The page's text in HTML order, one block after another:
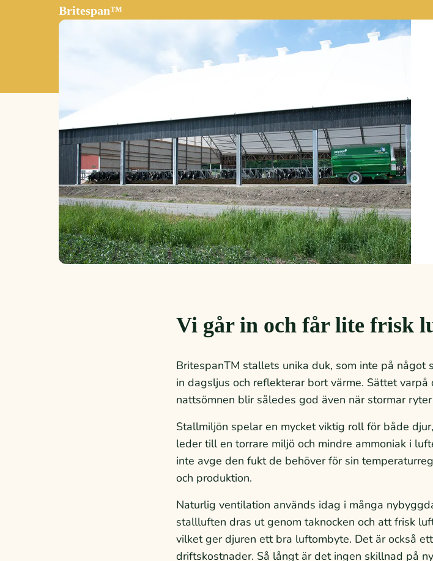
Britespan™
Vi går in och får lite frisk
BritespanTM stallets unika duk, som inte på något
in dagsljus och reflekterar bort värme. Sättet
nattsömnen blir således god även när stormar
Stallmiljön spelar en mycket viktig roll för både
leder till en torrare miljö och mindre ammoniak i
inte avge den fukt de behöver för sin
och produktion.
Naturlig ventilation används idag i många
stallluften dras ut genom taknocken och att frisk
vilket ger djuren ett bra luftombyte. Det är också
driftskostnader. Så långt är det ingen skillnad på